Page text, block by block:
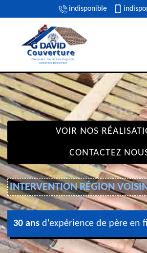
indisponible
VOIR NOS
CONTACTEZ
INTERVENTION RÉGION
30 ans d'expérience de père en